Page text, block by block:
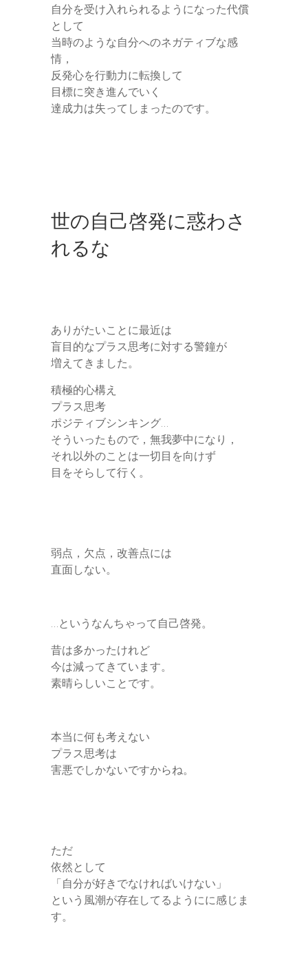
自分を受け入れられるようになった代償
として
当時のような自分へのネガティブな感
情，
反発心を行動力に転換して
目標に突き進んでいく
達成力は失ってしまったのです。
世の自己啓発に惑わさ
れるな
ありがたいことに最近は
盲目的なプラス思考に対する警鐘が
増えてきました。
積極的心構え
プラス思考
ポジティブシンキング…
そういったもので，無我夢中になり，
それ以外のことは一切目を向けず
目をそらして行く。
弱点，欠点，改善点には
直面しない。
…というなんちゃって自己啓発。
昔は多かったけれど
今は減ってきています。
素晴らしいことです。
本当に何も考えない
プラス思考は
害悪でしかないですからね。
ただ
依然として
「自分が好きでなければいけない」
という風潮が存在してるようにに感じま
す。